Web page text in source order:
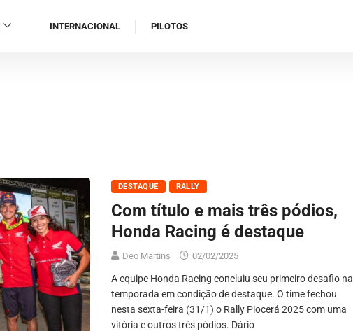
INTERNACIONAL PILOTOS
DESTAQUE RALLY
Com título e mais três pódios,
Honda Racing é destaque
Deo Martins 02/02/2025
A equipe Honda Racing concluiu seu primeiro desafio na
temporada em condição de destaque. O time fechou
nesta sexta-feira (31/1) o Rally Piocerá 2025 com uma
vitória e outros três pódios. Dário